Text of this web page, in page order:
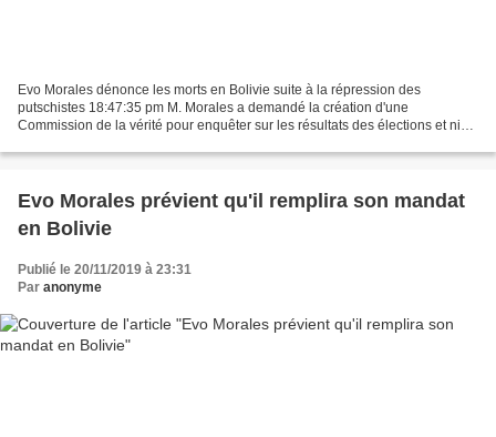
Evo Morales dénonce les morts en Bolivie suite à la répression des
putschistes 18:47:35 pm M. Morales a demandé la création d'une
Commission de la vérité pour enquêter sur les résultats des élections et nier
Evo Morales prévient qu'il remplira son mandat
en Bolivie
Publié le 20/11/2019 à 23:31
Par anonyme